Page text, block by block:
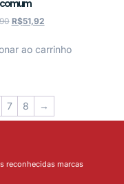
R$51,92
ao carrinho
7 8 →
reconhecidas marcas